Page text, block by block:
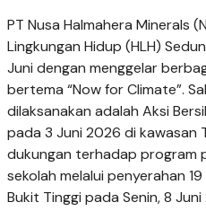
PT Nusa Halmahera Minerals
Lingkungan Hidup (HLH)
Juni dengan menggelar
bertema “Now for Climate”.
dilaksanakan adalah Aksi
pada 3 Juni 2026 di kawasan
dukungan terhadap program
sekolah melalui penyerahan
Bukit Tinggi pada Senin, 8 Juni